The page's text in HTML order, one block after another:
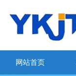
网站首页